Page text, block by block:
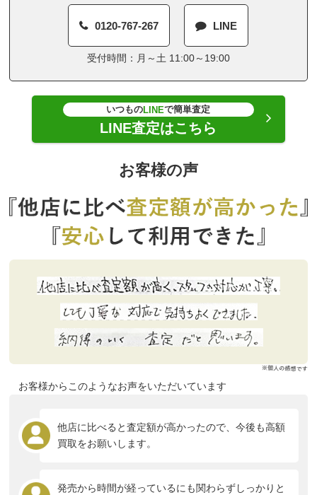
0120-767-267 LINE
受付時間：月～土 11:00～19:00
いつものLINEで簡単査定
LINE査定はこちら
お客様の声
お客様からこのようなお声をいただいています
他店に比べると査定額が高かったので、今後も高額
買取をお願いします。
発売から時間が経っているにも関わらずしっかりと